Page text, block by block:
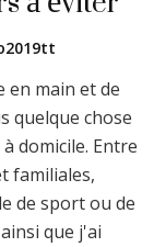
en main et de
quelque chose
domicile. Entre
familiales,
de sport ou de
que j'ai